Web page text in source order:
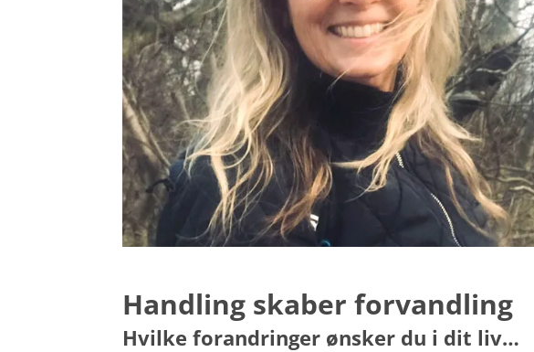
Handling skaber forvandling
Hvilke forandringer ønsker du i dit liv…